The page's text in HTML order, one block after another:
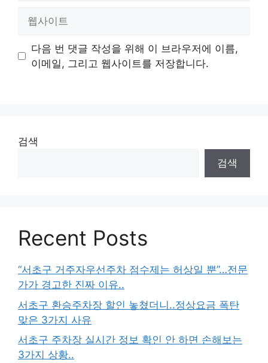
트
다음 번 댓글 작성을 위해 이 브라우저에 이름,
이메일, 그리고 웹사이트를 저장합니다.
검색
검색
Recent Posts
“서초구 거주자우선주차 점수제는 허상일 뿐”…전문
가가 경고한 진짜 이유..
서초구 환승주차장 할인 놓쳤더니..정상요금 폭탄
맞은 3가지 사유
서초구 주차장 실시간 정보 확인 안 하면 손해보는
3가지 상황..